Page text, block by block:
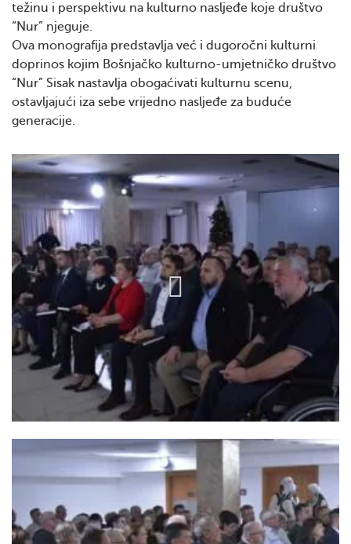
težinu i perspektivu na kulturno nasljeđe koje društvo
“Nur” njeguje.
Ova monografija predstavlja već i dugoročni kulturni
doprinos kojim Bošnjačko kulturno-umjetničko društvo
“Nur” Sisak nastavlja obogaćivati kulturnu scenu,
ostavljajući iza sebe vrijedno nasljeđe za buduće
generacije.